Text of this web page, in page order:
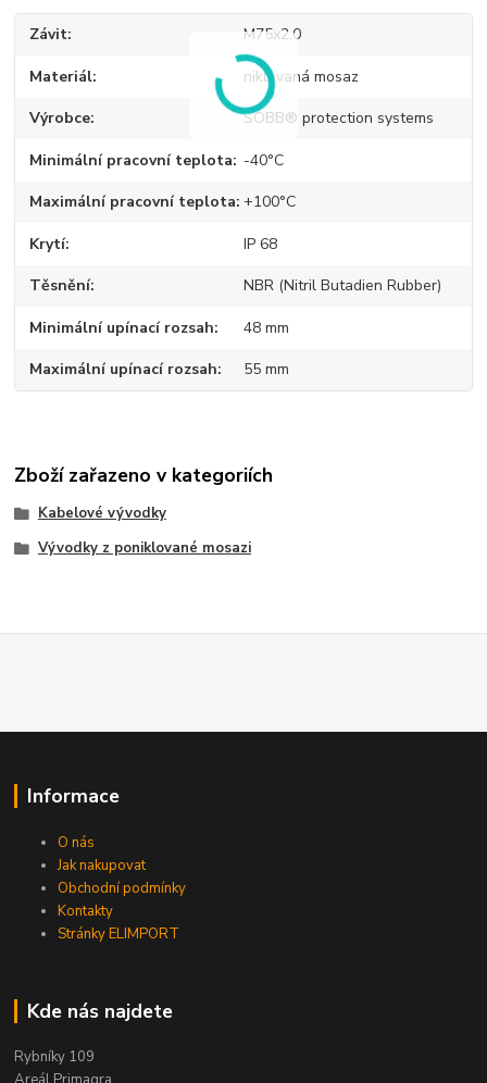
Závit M75x2,0
Materiál niklovaná mosaz
Výrobce SOBB® protection systems
Minimální pracovní teplota -40°C
Maximální pracovní teplota +100°C
Krytí IP 68
Těsnění NBR (Nitril Butadien Rubber)
Minimální upínací rozsah 48 mm
Maximální upínací rozsah 55 mm
Zboží zařazeno v kategoriích
Kabelové vývodky
Vývodky z poniklované mosazi
Informace
O nás
Jak nakupovat
Obchodní podmínky
Kontakty
Stránky ELIMPORT
Kde nás najdete
Rybníky 109